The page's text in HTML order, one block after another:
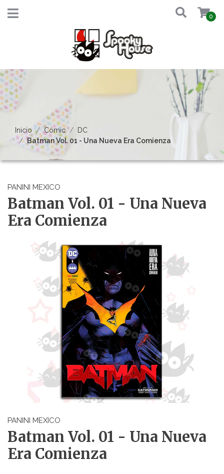
0
Inicio Cómic
DC
Batman Vol. 01 - Una Nueva Era Comienza
PANINI MEXICO
Batman Vol. 01 - Una Nueva
Era Comienza
PANINI MEXICO
Batman Vol. 01 - Una Nueva
Era Comienza